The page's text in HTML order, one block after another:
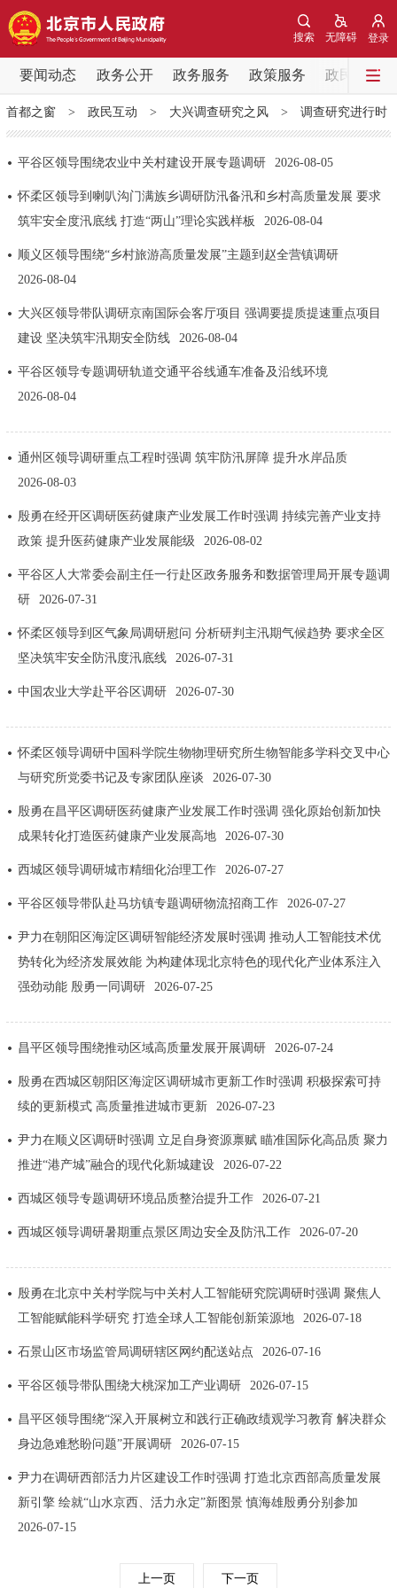
登录
无障碍
搜索
要闻动态 政务公开 政务服务 政策服务 政民互动
要闻动态
党中央精神 国务院信息 中央部委动态
北京要闻 会议信息 部门动态
各区热点
市领导 机构职能 政策服务
政策兑现 政策解读 回应关切
政务服务
个人服务 法人服务 部门服务
政民互动
参与调查 在线访谈 图说互动
走进北京
绿色北京 图说北京 视频北京
多语种
ENGLISH 한국어
DEUTSCH FRANÇAIS РУССКИЙ ЯЗЫК
ITALIANO
首都之窗> 政民互动 > 大兴调查研究之风> 调查研究进行时
平谷区领导围绕农业中关村建设开展专题调研 2026-08-05
怀柔区领导到喇叭沟门满族乡调研防汛备汛和乡村高质量发展 要求
筑牢安全度汛底线 打造“两山”理论实践样板
2026-08-04
顺义区领导围绕“乡村旅游高质量发展”主题到赵全营镇调研
2026-08-04
大兴区领导带队调研京南国际会客厅项目 强调要提质提速重点项目
建设 坚决筑牢汛期安全防线
2026-08-04
平谷区领导专题调研轨道交通平谷线通车准备及沿线环境
2026-08-04
通州区领导调研重点工程时强调 筑牢防汛屏障 提升水岸品质
2026-08-03
殷勇在经开区调研医药健康产业发展工作时强调 持续完善产业支持
政策 提升医药健康产业发展能级
2026-08-02
平谷区人大常委会副主任一行赴区政务服务和数据管理局开展专题调
研
2026-07-31
怀柔区领导到区气象局调研慰问 分析研判主汛期气候趋势 要求全区
坚决筑牢安全防汛度汛底线
2026-07-31
中国农业大学赴平谷区调研 2026-07-30
怀柔区领导调研中国科学院生物物理研究所生物智能多学科交叉中心
与研究所党委书记及专家团队座谈
2026-07-30
殷勇在昌平区调研医药健康产业发展工作时强调 强化原始创新加快
成果转化打造医药健康产业发展高地
2026-07-30
西城区领导调研城市精细化治理工作 2026-07-27
平谷区领导带队赴马坊镇专题调研物流招商工作 2026-07-27
尹力在朝阳区海淀区调研智能经济发展时强调 推动人工智能技术优
势转化为经济发展效能 为构建体现北京特色的现代化产业体系注入
强劲动能 殷勇一同调研
2026-07-25
昌平区领导围绕推动区域高质量发展开展调研 2026-07-24
殷勇在西城区朝阳区海淀区调研城市更新工作时强调 积极探索可持
续的更新模式 高质量推进城市更新
2026-07-23
尹力在顺义区调研时强调 立足自身资源禀赋 瞄准国际化高品质 聚力
推进“港产城”融合的现代化新城建设
2026-07-22
西城区领导专题调研环境品质整治提升工作 2026-07-21
西城区领导调研暑期重点景区周边安全及防汛工作 2026-07-20
殷勇在北京中关村学院与中关村人工智能研究院调研时强调 聚焦人
工智能赋能科学研究 打造全球人工智能创新策源地
2026-07-18
石景山区市场监管局调研辖区网约配送站点 2026-07-16
平谷区领导带队围绕大桃深加工产业调研 2026-07-15
昌平区领导围绕“深入开展树立和践行正确政绩观学习教育 解决群众
身边急难愁盼问题”开展调研
2026-07-15
尹力在调研西部活力片区建设工作时强调 打造北京西部高质量发展
新引擎 绘就“山水京西、活力永定”新图景 慎海雄殷勇分别参加
2026-07-15
上一页 下一页